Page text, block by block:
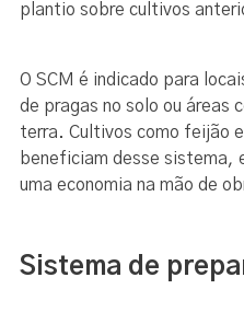
plantio sobre cultivos
O SCM é indicado para
de pragas no solo ou áreas
terra. Cultivos como feijão
beneficiam desse sistema,
uma economia na mão de
Sistema de